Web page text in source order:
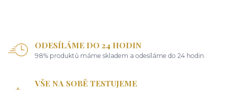
ODESÍLÁME DO 24 HODIN
98% produktů máme skladem a odesíláme do 24 hodin.
VŠE NA SOBĚ TESTUJEME